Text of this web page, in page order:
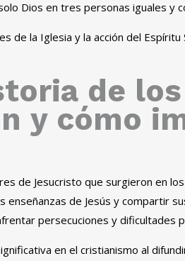
Dios en tres personas iguales y
de la Iglesia y la acción del
de
y cómo
de Jesucristo que surgieron en
de Jesús y compartir
persecuciones y dificultades
en el cristianismo al